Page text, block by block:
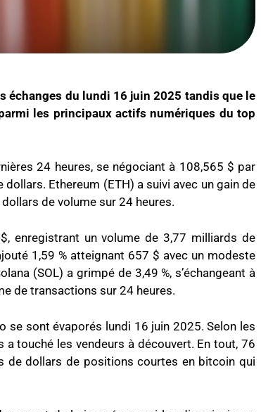
échanges du lundi 16 juin 2025 tandis que le
les principaux actifs numériques du top
24 heures, se négociant à 108,565 $ par
Ethereum (ETH) a suivi avec un gain de
de volume sur 24 heures.
enregistrant un volume de 3,77 milliards de
1,59 % atteignant 657 $ avec un modeste
(SOL) a grimpé de 3,49 %, s’échangeant à
de transactions sur 24 heures.
se sont évaporés lundi 16 juin 2025. Selon les
touché les vendeurs à découvert. En tout, 76
dollars de positions courtes en bitcoin qui